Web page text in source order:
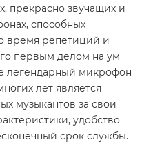
прекрасно звучащих и
способных
время репетиций и
первым делом на ум
легендарный микрофон
лет является
музыкантов за свои
удобство
срок службы.